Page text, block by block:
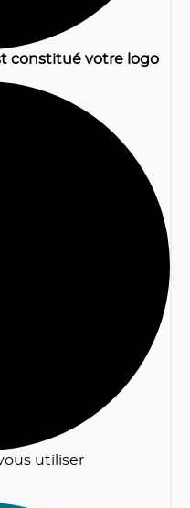
constitué votre logo
utiliser